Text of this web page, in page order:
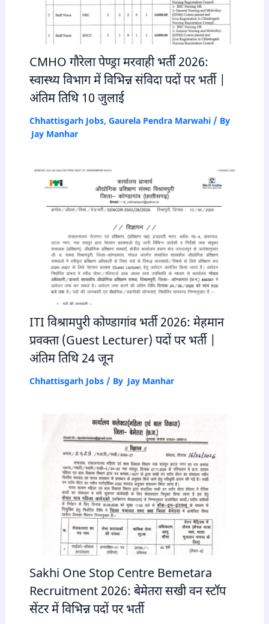
CMHO गौरेला पेण्ड्रा मरवाही भर्ती 2026:
स्वास्थ्य विभाग में विभिन्न संविदा पदों पर भर्ती |
अंतिम तिथि 10 जुलाई
Chhattisgarh Jobs, Gaurela Pendra Marwahi/ By
Jay Manhar
ITI विश्रामपुरी कोण्डागांव भर्ती 2026: मेहमान
प्रवक्ता (Guest Lecturer) पदों पर भर्ती |
अंतिम तिथि 24 जून
Chhattisgarh Jobs/ By Jay Manhar
Sakhi One Stop Centre Bemetara
Recruitment 2026: बेमेतरा सखी वन स्टॉप
सेंटर में विभिन्न पदों पर भर्ती